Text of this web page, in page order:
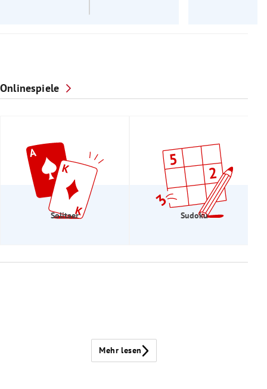
Onlinespiele
Solitaer Sudoku
Mehr lesen